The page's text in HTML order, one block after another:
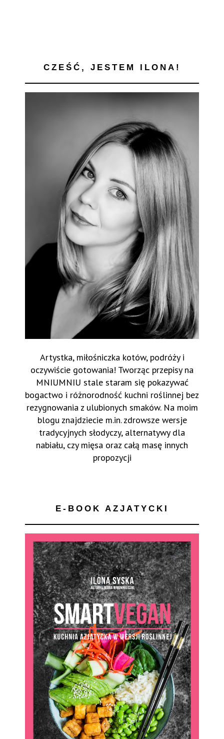
CZEŚĆ, JESTEM ILONA!
Artystka, miłośniczka kotów, podróży i
oczywiście gotowania! Tworząc przepisy na
MNIUMNIU stale staram się pokazywać
bogactwo i różnorodność kuchni roślinnej bez
rezygnowania z ulubionych smaków. Na moim
blogu znajdziecie m.in. zdrowsze wersje
tradycyjnych słodyczy, alternatywy dla
nabiału, czy mięsa oraz całą masę innych
propozycji
E-BOOK AZJATYCKI